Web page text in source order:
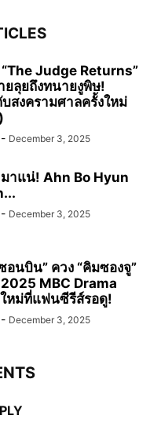
Judge Returns”
ยลุยถึงทนายงูพิษ!
สงครามศาลครั้งใหม่
- December 3, 2025
าแน่! Ahn Bo Hyun
- December 3, 2025
อนบิน” ควง “คิมซองจู”
MBC Drama
หม่ที่แฟนซีรีส์รอดู!
- December 3, 2025